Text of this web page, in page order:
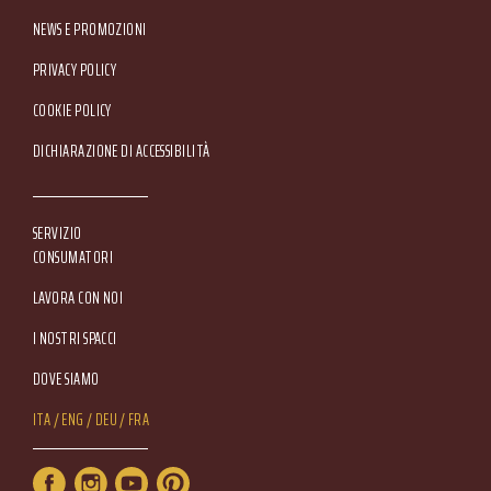
NEWS E PROMOZIONI
Footer Service Menu
PRIVACY POLICY
COOKIE POLICY
DICHIARAZIONE DI ACCESSIBILITÀ
SERVIZIO
CONSUMATORI
LAVORA CON NOI
I NOSTRI SPACCI
DOVE SIAMO
Lang Menu
ITA ENG DEU FRA
Service Menu